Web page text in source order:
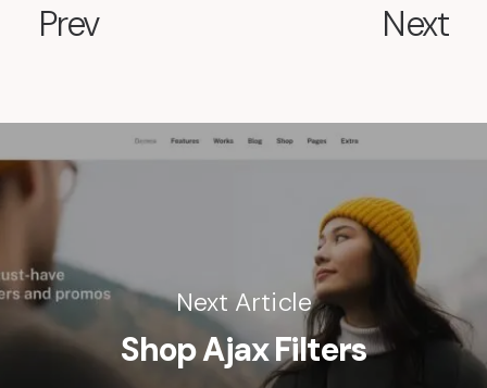
Prev Next
Next Article
Shop Ajax Filters